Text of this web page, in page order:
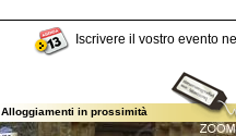
Iscrivere il vostro evento
Alloggiamenti in prossimità